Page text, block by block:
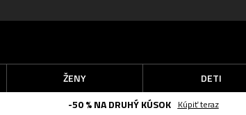
ŽENY DETI
-50 % NA DRUHÝ KÚSOK
Kúpiť teraz